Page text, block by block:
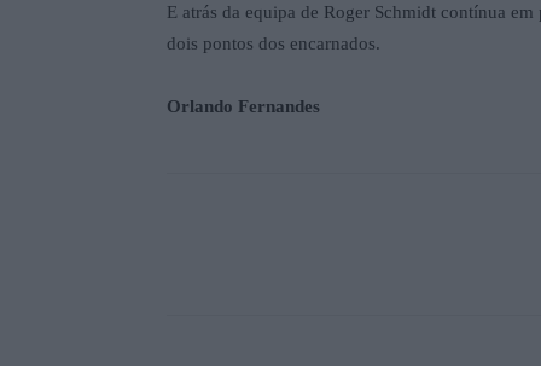
E atrás da equipa de Roger Schmidt contínua
dois pontos dos encarnados.
Orlando Fernandes